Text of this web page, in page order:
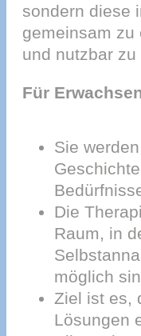
sondern diese
gemeinsam zu
und nutzbar zu
Für
Sie
Die
Raum, in
möglich
Ziel ist es,
Lösungen